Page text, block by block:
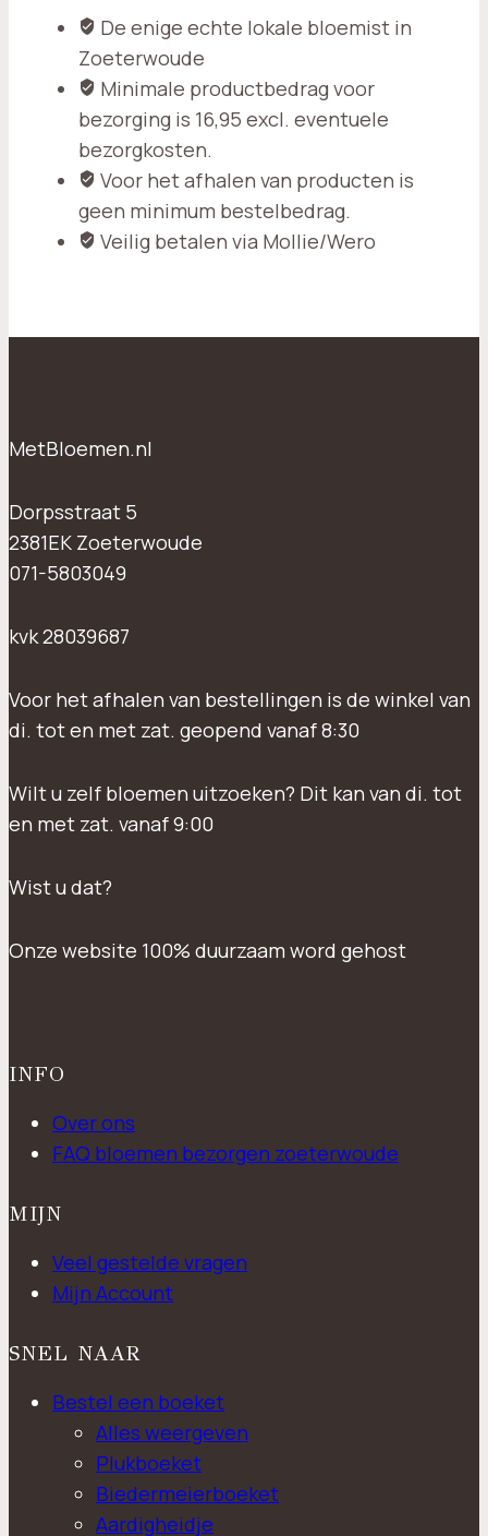
De enige echte lokale bloemist in
Zoeterwoude
Minimale productbedrag voor
bezorging is 16,95 excl. eventuele
bezorgkosten.
Voor het afhalen van producten is
geen minimum bestelbedrag.
Veilig betalen via Mollie/Wero
MetBloemen.nl
Dorpsstraat 5
2381EK Zoeterwoude
071-5803049
kvk 28039687
Voor het afhalen van bestellingen is de winkel van
di. tot en met zat. geopend vanaf 8:30
Wilt u zelf bloemen uitzoeken? Dit kan van di. tot
en met zat. vanaf 9:00
Wist u dat?
Onze website 100% duurzaam word gehost
INFO
Over ons
FAQ bloemen bezorgen zoeterwoude
MIJN
Veel gestelde vragen
Mijn Account
SNEL NAAR
Bestel een boeket
Alles weergeven
Plukboeket
Biedermeierboeket
Aardigheidje